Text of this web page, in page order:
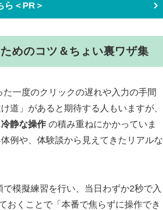
ら＜PR＞
めのコツ＆ちょい裏ワザ集
一度のクリックの遅れや入力の手間
道」があると期待する人もいますが、
静な操作の積み重ねにかかっていま
例や、体験談から見えてきたリアルな
模擬練習を行い、当日わずか2秒で入
おくことで「本番で焦らずに操作でき